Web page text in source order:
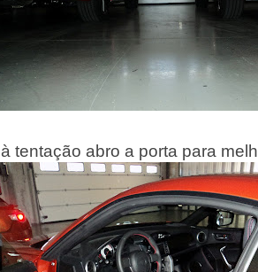
tentação abro a porta para